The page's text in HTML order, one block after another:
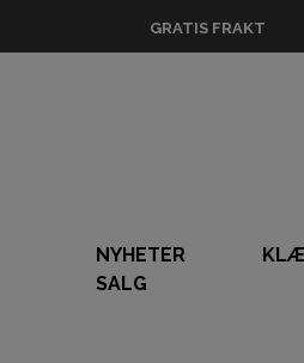
GRATIS FRAKT
NYHETER
SALG